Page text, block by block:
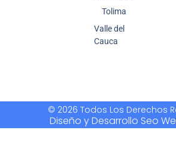
Tolima
Valle del
Cauca
© 2026 Todos Los Derechos
Diseño y Desarrollo Seo